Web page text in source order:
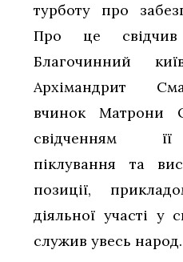
турботу про
Про це
Благочинний
Архімандрит
вчинок Матрони
свідченням її
піклування та
позиції,
діяльної участі у
служив увесь народ.